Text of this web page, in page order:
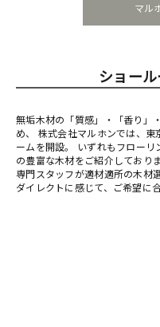
マル
ショー
無垢木材の「質感」・「香り」
め、 株式会社マルホンでは、
ームを開設。 いずれもフロー
の豊富な木材をご紹介しておりま
専門スタッフが適材適所の木材
ダイレクトに感じて、ご希望に